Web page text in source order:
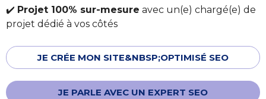
✔️ Projet 100% sur-mesure avec un(e) chargé(e) de
projet dédié à vos côtés
JE CRÉE MON SITE&NBSP;OPTIMISÉ SEO
JE PARLE AVEC UN EXPERT SEO